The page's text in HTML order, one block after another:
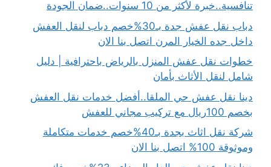
تنافسية..خبرة لأكثر من 10 سنوات..ضمان الجودة
دباب نقل عفش جدة بـ30%خصم دباب لنقل العفش
داخل جده الخيار المرن اتصل بنا الان
خطوات نقل عفش المنزل بالرياض باحترافية | دليل
شامل لنقل الأثاث بأمان
دينا نقل عفش حي الملقا..أفضل خدمات نقل العفش
بخصم 100ريال مع تركيب مجاني للعفش
شركة نقل اثاث بجدة بـ40%خصم خدمات متكاملة
وموثوقة 100% اتصل بنا الان